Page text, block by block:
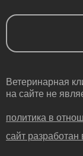
Ветеринарная
на сайте не
политика в
сайт